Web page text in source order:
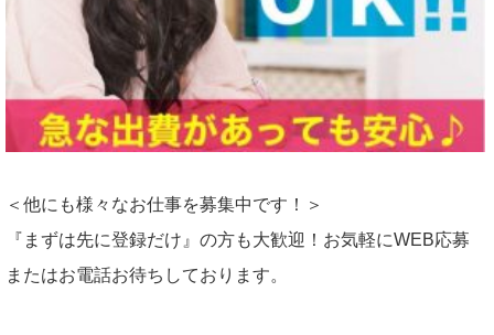
＜他にも様々なお仕事を募集中です！＞
『まずは先に登録だけ』の方も大歓迎！お気軽にWEB応募
またはお電話お待ちしております。